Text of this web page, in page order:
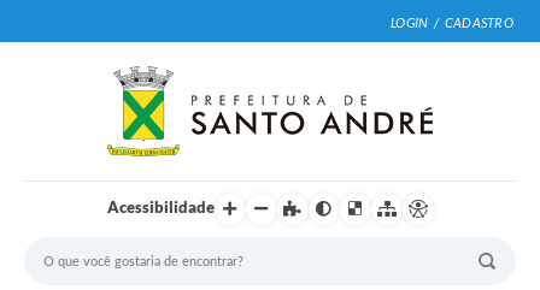
LOGIN / CADASTRO
Acessibilidade